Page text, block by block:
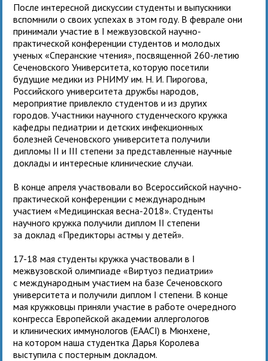
После интересной дискуссии студенты и выпускники
вспомнили о своих успехах в этом году. В феврале они
принимали участие в I межвузовской научно-
практической конференции студентов и молодых
ученых «Сперанские чтения», посвященной 260-летию
Сеченовского Университета, которую посетили
будущие медики из РНИМУ им. Н. И. Пирогова,
Российского университета дружбы народов,
мероприятие привлекло студентов и из других
городов. Участники научного студенческого кружка
кафедры педиатрии и детских инфекционных
болезней Сеченовского университета получили
дипломы II и III степени за представленные научные
доклады и интересные клинические случаи.
В конце апреля участвовали во Всероссийской научно-
практической конференции с международным
участием «Медицинская весна-2018». Студенты
научного кружка получили диплом II степени
за доклад «Предикторы астмы у детей».
17-18 мая студенты кружка участвовали в I
межвузовской олимпиаде «Виртуоз педиатрии»
с международным участием на базе Сеченовского
университета и получили диплом I степени. В конце
мая кружковцы приняли участие в работе очередного
конгресса Европейской академии аллергологов
и клинических иммунологов (EAACI) в Мюнхене,
на котором наша студентка Дарья Королева
выступила с постерным докладом.